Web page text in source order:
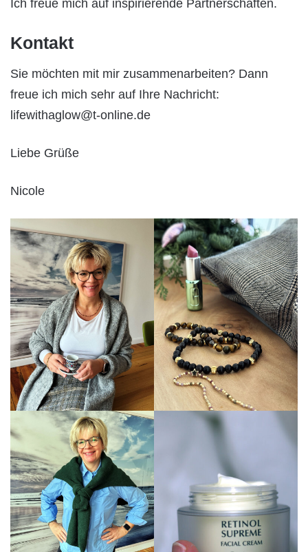
Ich freue mich auf inspirierende Partnerschaften.
Kontakt
Sie möchten mit mir zusammenarbeiten? Dann
freue ich mich sehr auf Ihre Nachricht:
lifewithaglow@t-online.de
Liebe Grüße
Nicole